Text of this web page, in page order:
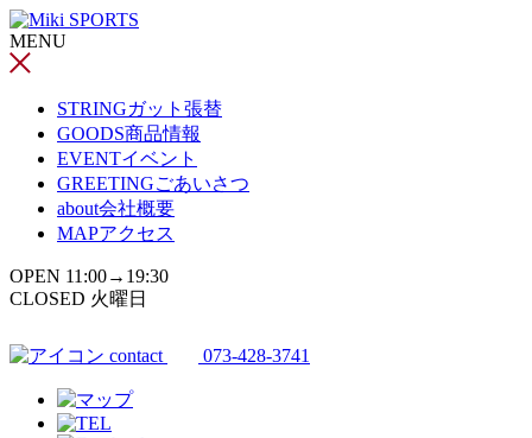
コ
ン
テ
MENU
STRINGガット張替
GOODS商品情報
EVENTイベント
GREETINGごあいさつ
about会社概要
MAPアクセス
OPEN 11:00→19:30
CLOSED 火曜日
contact 073-428-3741